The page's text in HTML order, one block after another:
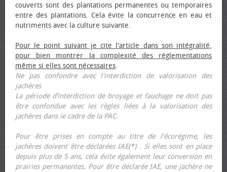
couverts sont des plantations permanentes ou temporaires
entre des plantations. Cela évite la concurrence en eau et
nutriments avec la culture suivante.
Pour le point suivant je cite l'article dans son intégralité,
pour bien montrer la complexité des réglementations
même si elles sont nécessaires.
Ne pas confondre avec l'interdiction de valorisation des
jachères
La période d’interdiction de broyage et fauchage ne doit pas
être confondue avec les règles liées à la valorisation des
jachères dans le cadre de la PAC.
Pour être prises en compte au titre de l'écorégime, les
jachères doivent être déclarées IAE(*) . Si elles sont en place
depuis plus de 5 ans, cela évite également leur conversion en
prairies permanentes. Pour être déclarée IAE, une jachère ne